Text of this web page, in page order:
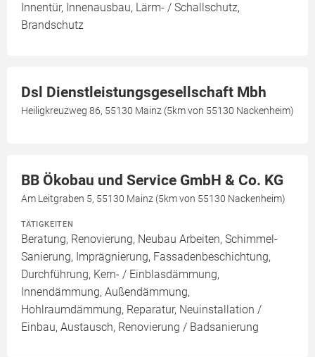
Innentür, Innenausbau, Lärm- / Schallschutz,
Brandschutz
Dsl Dienstleistungsgesellschaft Mbh
Heiligkreuzweg 86, 55130 Mainz (5km von 55130 Nackenheim)
BB Ökobau und Service GmbH & Co. KG
Am Leitgraben 5, 55130 Mainz (5km von 55130 Nackenheim)
TÄTIGKEITEN
Beratung, Renovierung, Neubau Arbeiten, Schimmel-
Sanierung, Imprägnierung, Fassadenbeschichtung,
Durchführung, Kern- / Einblasdämmung,
Innendämmung, Außendämmung,
Hohlraumdämmung, Reparatur, Neuinstallation /
Einbau, Austausch, Renovierung / Badsanierung